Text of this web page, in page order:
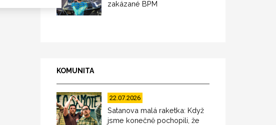
zakázané BPM
KOMUNITA
22.07.2026
Satanova malá raketka: Když
jsme konečně pochopili, že